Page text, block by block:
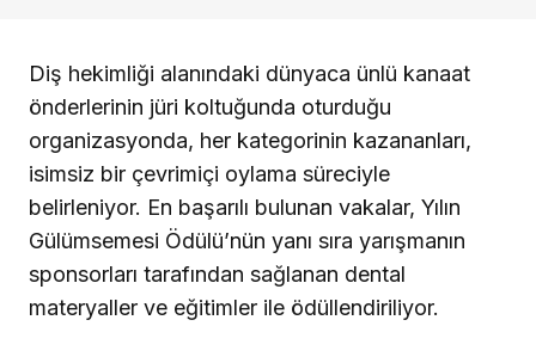
Diş hekimliği alanındaki dünyaca ünlü kanaat
önderlerinin jüri koltuğunda oturduğu
organizasyonda, her kategorinin kazananları,
isimsiz bir çevrimiçi oylama süreciyle
belirleniyor. En başarılı bulunan vakalar, Yılın
Gülümsemesi Ödülü’nün yanı sıra yarışmanın
sponsorları tarafından sağlanan dental
materyaller ve eğitimler ile ödüllendiriliyor.